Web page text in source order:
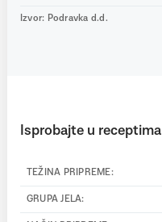
Izvor: Podravka d.d.
Isprobajte u receptima
TEŽINA PRIPREME:
GRUPA JELA: